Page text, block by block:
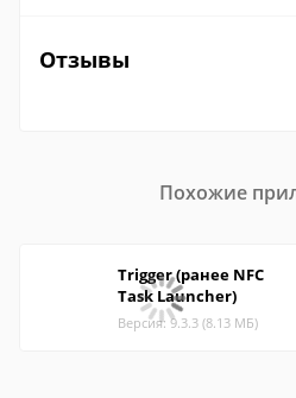
Отзывы
Похожие
Trigger (ранее NFC
Task Launcher)
Версия: 9.3.3 (8.13 МБ)